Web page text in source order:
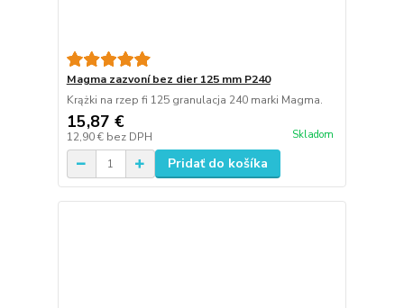
Magma zazvoní bez dier 125 mm P240
Krążki na rzep fi 125 granulacja 240 marki Magma.
15,87 €
12,90 € bez DPH Skladom
Pridať do košíka